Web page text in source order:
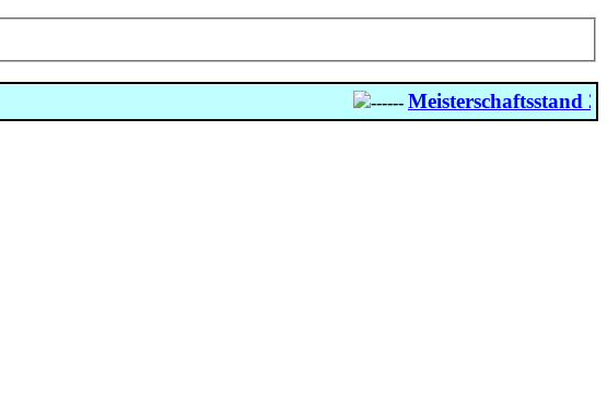
------Meisterschaftsstand